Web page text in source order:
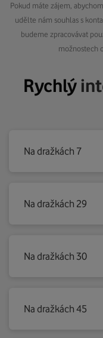
Pokud máte zájem,
udělte nám souhlas s
budeme zpracovávat
možnostech
Rychlý
Na dražkách 7
Na dražkách 29
Na dražkách 30
Na dražkách 45